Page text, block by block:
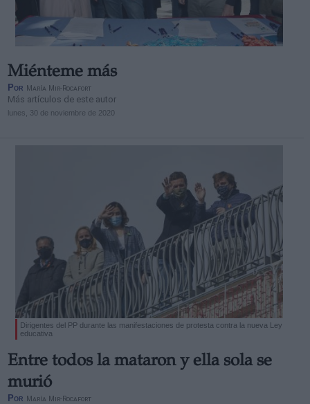
Miénteme más
Por María Mir-Rocafort
Más artículos de este autor
lunes, 30 de noviembre de 2020
Dirigentes del PP durante las manifestaciones de protesta contra la nueva Ley
educativa
Entre todos la mataron y ella sola se
murió
Por María Mir-Rocafort